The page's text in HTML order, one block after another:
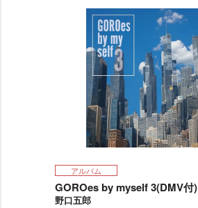
アルバム
GOROes by myself 3(DMV付)
野口五郎